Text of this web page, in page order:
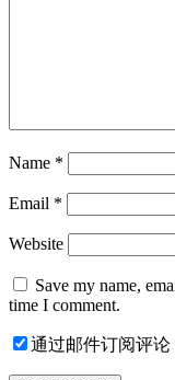
Name *
Email *
Website
Save my name,
time I comment.
通过邮件订阅评论